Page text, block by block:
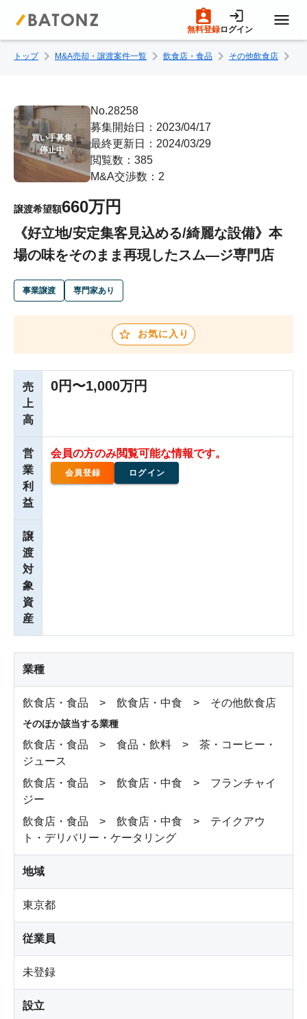
無料登録ログイン
トップページ
M&A案件一覧
売りたい方へ
成約事例
M&A専門家の方へ
トップ M&A売却・譲渡案件一覧 飲食店・食品 その他飲食店
買い手募集
停止中
No.28258
募集開始日：2023/04/17
最終更新日：2024/03/29
閲覧数：385
M&A交渉数：2
譲渡希望額660万円
《好立地/安定集客見込める/綺麗な設備》本
場の味をそのまま再現したスム―ジ専門店
事業譲渡 専門家あり
お気に入り
売
上
高
0円〜1,000万円
営
業
利
益
会員の方のみ閲覧可能な情報です。
会員登録 ログイン
譲
渡
対
象
資
産
業種
飲食店・食品 > 飲食店・中食 > その他飲食店
そのほか該当する業種
飲食店・食品 > 食品・飲料 > 茶・コーヒー・
ジュース
飲食店・食品 > 飲食店・中食 > フランチャイ
ジー
飲食店・食品 > 飲食店・中食 > テイクアウ
ト・デリバリー・ケータリング
地域
東京都
従業員
未登録
設立